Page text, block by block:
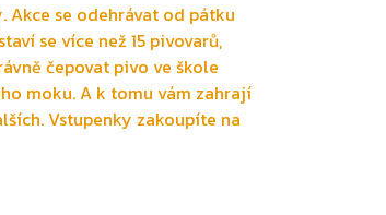
Akce se odehrávat od pátku
se více než 15 pivovarů,
čepovat pivo ve škole
moku. A k tomu vám zahrají
Vstupenky zakoupíte na